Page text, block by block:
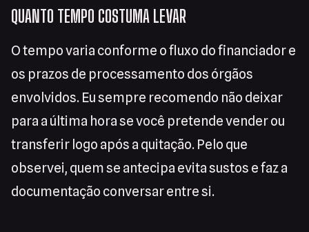
QUANTO TEMPO COSTUMA LEVAR
O tempo varia conforme o fluxo do financiador e
os prazos de processamento dos órgãos
envolvidos. Eu sempre recomendo não deixar
para a última hora se você pretende vender ou
transferir logo após a quitação. Pelo que
observei, quem se antecipa evita sustos e faz a
documentação conversar entre si.